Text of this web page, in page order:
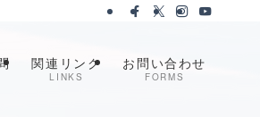
関連リンク
LINKS
お問い合わせ
FORMS